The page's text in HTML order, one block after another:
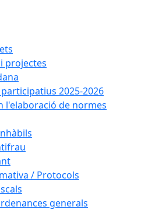
projectes
2025-2026
l'elaboració de normes
/ Protocols
generals